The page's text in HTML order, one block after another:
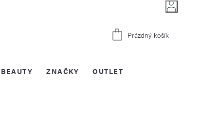
Nákupní
Prázdný košík
BEAUTY OUTLET
ZNAČKY